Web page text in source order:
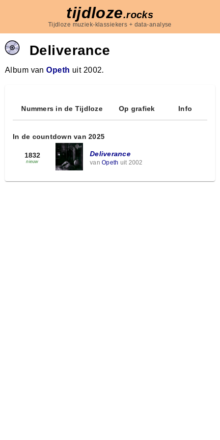
tijdloze.rocks
Tijdloze muziek-klassiekers + data-analyse
Deliverance
Album vanOpeth uit 2002.
Nummers in de Tijdloze Op grafiek Info
In de countdown van 2025
1832
nieuw
Deliverance
van Opeth uit 2002